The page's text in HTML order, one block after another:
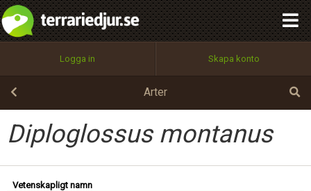
Logga in Skapa konto
Arter
Diploglossus montanus
Vetenskapligt namn
Utför
100%
OK
integritetspolicy
Namn:
Epost:
Användarnamn:
Begär nytt lösenord
Tillbaka till förstasidan